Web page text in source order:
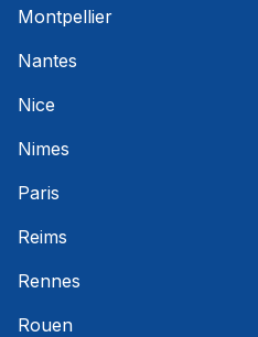
Montpellier
Nantes
Nice
Nimes
Paris
Reims
Rennes
Rouen